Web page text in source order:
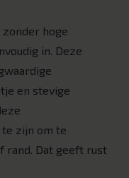
zonder hoge
in. Deze
en stevige
zijn om te
rand. Dat geeft rust